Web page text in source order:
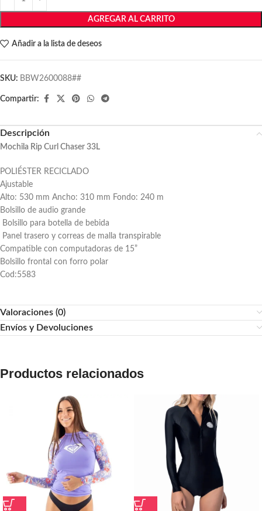
AGREGAR AL CARRITO
Añadir a la lista de deseos
SKU: BBW2600088##
Compartir:
Descripción
Mochila Rip Curl Chaser 33L
POLIÉSTER RECICLADO
Ajustable
Alto: 530 mm Ancho: 310 mm Fondo: 240 m
Bolsillo de audio grande
Bolsillo para botella de bebida
Panel trasero y correas de malla transpirable
Compatible con computadoras de 15”
Bolsillo frontal con forro polar
Cod:5583
Valoraciones (0)
Envíos y Devoluciones
Productos relacionados